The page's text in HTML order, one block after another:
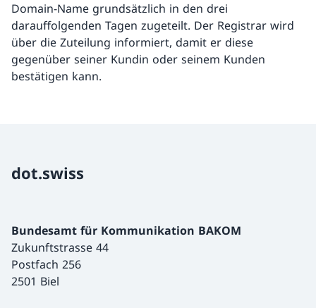
Domain-Name grundsätzlich in den drei
darauffolgenden Tagen zugeteilt. Der Registrar wird
über die Zuteilung informiert, damit er diese
gegenüber seiner Kundin oder seinem Kunden
bestätigen kann.
dot.swiss
Bundesamt für Kommunikation BAKOM
Zukunftstrasse 44
Postfach 256
2501 Biel